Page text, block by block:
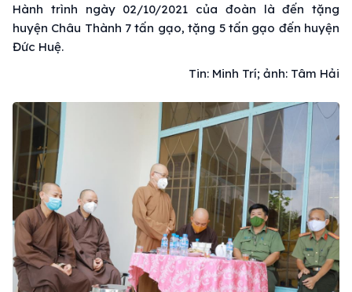
Hành trình ngày 02/10/2021 của đoàn là đến tặng
huyện Châu Thành 7 tấn gạo, tặng 5 tấn gạo đến huyện
Đức Huệ.
Tin: Minh Trí; ảnh: Tâm Hải